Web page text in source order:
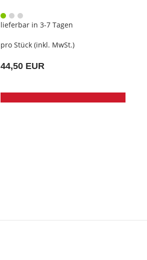
lieferbar in 3-7 Tagen
pro Stück (inkl. MwSt.)
44,50 EUR